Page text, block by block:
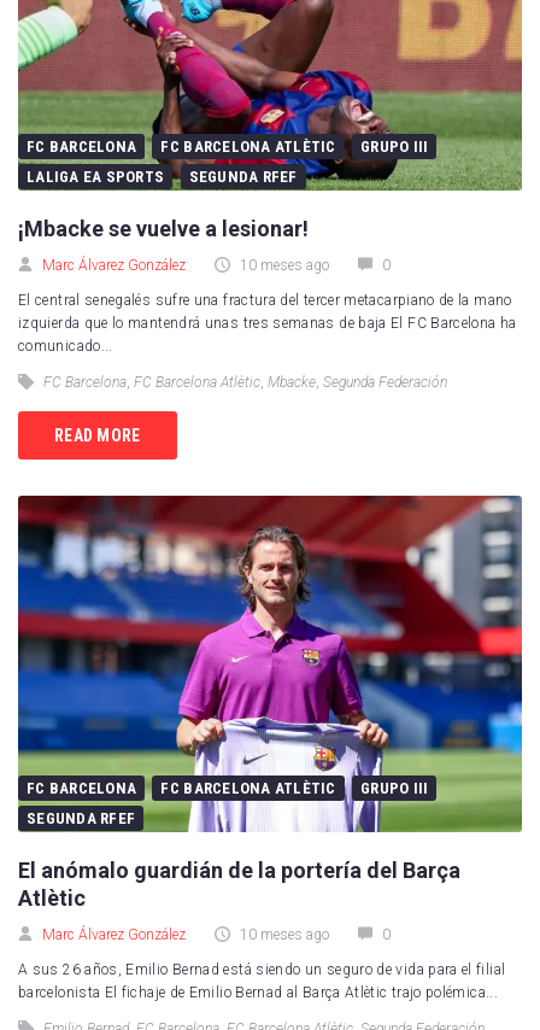
FC BARCELONA FC BARCELONA ATLÈTIC
GRUPO III
LALIGA EA SPORTS
SEGUNDA RFEF
¡Mbacke se vuelve a lesionar!
Marc Álvarez González 10 meses ago 0
El central senegalés sufre una fractura del tercer metacarpiano de la mano
izquierda que lo mantendrá unas tres semanas de baja El FC Barcelona ha
comunicado...
FC Barcelona, FC Barcelona Atlètic, Mbacke, Segunda Federación
READ MORE
FC BARCELONA FC BARCELONA ATLÈTIC
GRUPO III
SEGUNDA RFEF
El anómalo guardián de la portería del Barça
Atlètic
Marc Álvarez González 10 meses ago 0
A sus 26 años, Emilio Bernad está siendo un seguro de vida para el filial
barcelonista El fichaje de Emilio Bernad al Barça Atlètic trajo polémica...